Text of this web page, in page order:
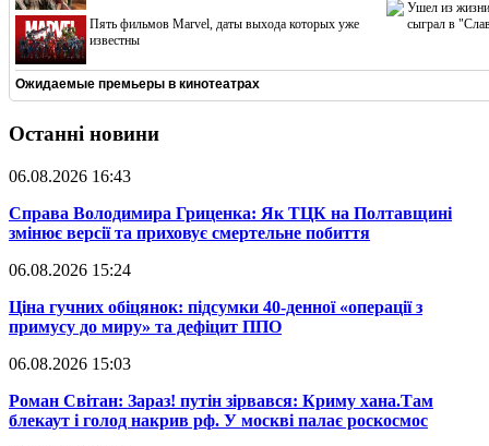
Пять фильмов Marvel, даты выхода которых уже
известны
Ушел из жизни
сыграл в
Ожидаемые премьеры в кинотеатрах
Останні новини
06.08.2026 16:43
​Справа Володимира Гриценка: Як ТЦК на Полтавщині
змінює версії та приховує смертельне побиття
06.08.2026 15:24
​Ціна гучних обіцянок: підсумки 40-денної «операції з
примусу до миру» та дефіцит ППО
06.08.2026 15:03
​Роман Світан: Зараз! путін зірвався: Криму хана.Там
блекаут і голод накрив рф. У москві палає роскосмос